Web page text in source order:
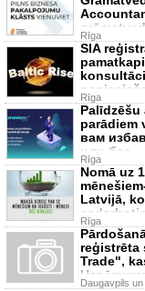
Rīga
SIA
Rīga
parādiem
вам
или без.
Rīga
Nomā uz
Latvijā,
Rīga
reģistrēta
Trade",
Daugavpils un